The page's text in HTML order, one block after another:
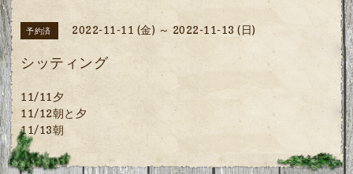
予約済 2022-11-11 (金) ～ 2022-11-13 (日)
シッティング
11/11夕
11/12朝と夕
11/13朝